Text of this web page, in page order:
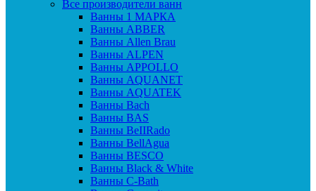
Все производители ванн
Ванны 1 МАРКА
Ванны ABBER
Ванны Allen Brau
Ванны ALPEN
Ванны APPOLLO
Ванны AQUANET
Ванны AQUATEK
Ванны Bach
Ванны BAS
Ванны BeIIRado
Ванны BellAgua
Ванны BESCO
Ванны Black & White
Ванны C-Bath